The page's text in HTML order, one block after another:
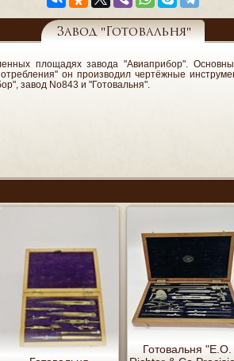
Завод "Готовальня"
площадях завода "Авиаприбор".
он производил чертёжные
завод No843 и "Готовальня".
Готовальня "E.O.